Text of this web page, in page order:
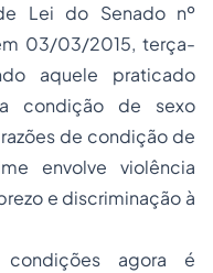
Lei do Senado nº
03/03/2015, terça-
aquele praticado
condição de sexo
de condição de
envolve violência
e discriminação à
agora é